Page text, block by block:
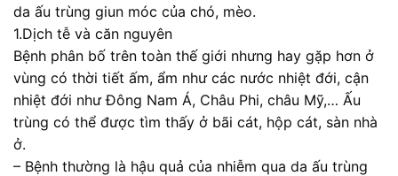
da ấu trùng giun móc của chó, mèo.
1.Dịch tễ và căn nguyên
Bệnh phân bố trên toàn thế giới nhưng hay gặp hơn ở
vùng có thời tiết ấm, ẩm như các nước nhiệt đới, cận
nhiệt đới như Đông Nam Á, Châu Phi, châu Mỹ,… Ấu
trùng có thể được tìm thấy ở bãi cát, hộp cát, sàn nhà
ở.
– Bệnh thường là hậu quả của nhiễm qua da ấu trùng